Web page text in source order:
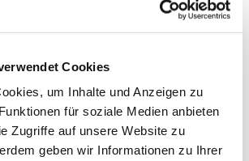
Cookies
um Inhalte und Anzeigen zu
für soziale Medien anbieten
Zugriffe auf unsere Website zu
geben wir Informationen zu Ihrer